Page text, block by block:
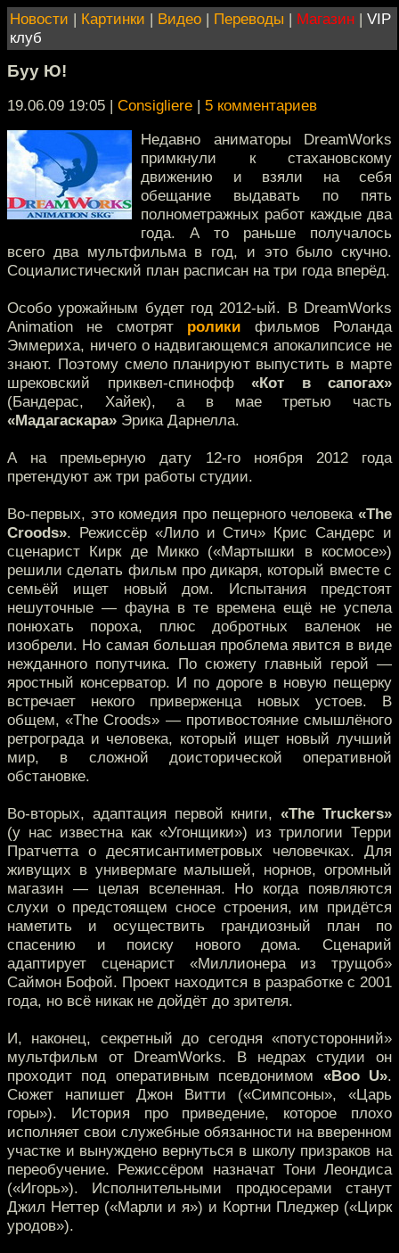
Новости | Картинки | Видео | Переводы | Магазин | VIP
клуб
Буу Ю!
19.06.09 19:05 | Consigliere | 5 комментариев
Недавно аниматоры DreamWorks
примкнули к стахановскому
движению и взяли на себя
обещание выдавать по пять
полнометражных работ каждые два
года. А то раньше получалось
всего два мультфильма в год, и это было скучно.
Социалистический план расписан на три года вперёд.
Особо урожайным будет год 2012-ый. В DreamWorks
Animation не смотрят ролики фильмов Роланда
Эммериха, ничего о надвигающемся апокалипсисе не
знают. Поэтому смело планируют выпустить в марте
шрековский приквел-спинофф «Кот в сапогах»
(Бандерас, Хайек), а в мае третью часть
«Мадагаскара» Эрика Дарнелла.
А на премьерную дату 12-го ноября 2012 года
претендуют аж три работы студии.
Во-первых, это комедия про пещерного человека «The
Croods». Режиссёр «Лило и Стич» Крис Сандерс и
сценарист Кирк де Микко («Мартышки в космосе»)
решили сделать фильм про дикаря, который вместе с
семьёй ищет новый дом. Испытания предстоят
нешуточные — фауна в те времена ещё не успела
понюхать пороха, плюс добротных валенок не
изобрели. Но самая большая проблема явится в виде
нежданного попутчика. По сюжету главный герой —
яростный консерватор. И по дороге в новую пещерку
встречает некого приверженца новых устоев. В
общем, «The Croods» — противостояние смышлёного
ретрограда и человека, который ищет новый лучший
мир, в сложной доисторической оперативной
обстановке.
Во-вторых, адаптация первой книги,«The Truckers»
(у нас известна как «Угонщики») из трилогии Терри
Пратчетта о десятисантиметровых человечках. Для
живущих в универмаге малышей, норнов, огромный
магазин — целая вселенная. Но когда появляются
слухи о предстоящем сносе строения, им придётся
наметить и осуществить грандиозный план по
спасению и поиску нового дома. Сценарий
адаптирует сценарист «Миллионера из трущоб»
Саймон Бофой. Проект находится в разработке с 2001
года, но всё никак не дойдёт до зрителя.
И, наконец, секретный до сегодня «потусторонний»
мультфильм от DreamWorks. В недрах студии он
проходит под оперативным псевдонимом «Boo U».
Сюжет напишет Джон Витти («Симпсоны», «Царь
горы»). История про приведение, которое плохо
исполняет свои служебные обязанности на вверенном
участке и вынуждено вернуться в школу призраков на
переобучение. Режиссёром назначат Тони Леондиса
(«Игорь»). Исполнительными продюсерами станут
Джил Неттер («Марли и я») и Кортни Пледжер («Цирк
уродов»).